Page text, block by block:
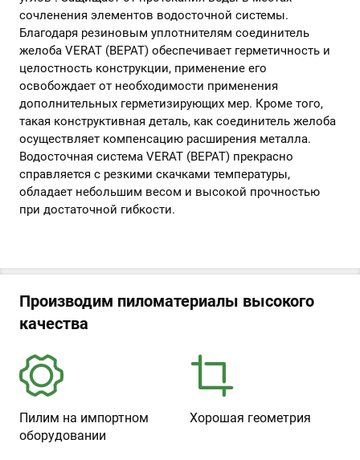
сочленения элементов водосточной системы.
Благодаря резиновым уплотнителям соединитель
желоба VERAT (ВЕРАТ) обеспечивает герметичность и
целостность конструкции, применение его
освобождает от необходимости применения
дополнительных герметизирующих мер. Кроме того,
такая конструктивная деталь, как соединитель желоба
осуществляет компенсацию расширения металла.
Водосточная система VERAT (ВЕРАТ) прекрасно
справляется с резкими скачками температуры,
обладает небольшим весом и высокой прочностью
при достаточной гибкости.
Производим пиломатериалы высокого
качества
Пилим на импортном
оборудовании
Хорошая геометрия